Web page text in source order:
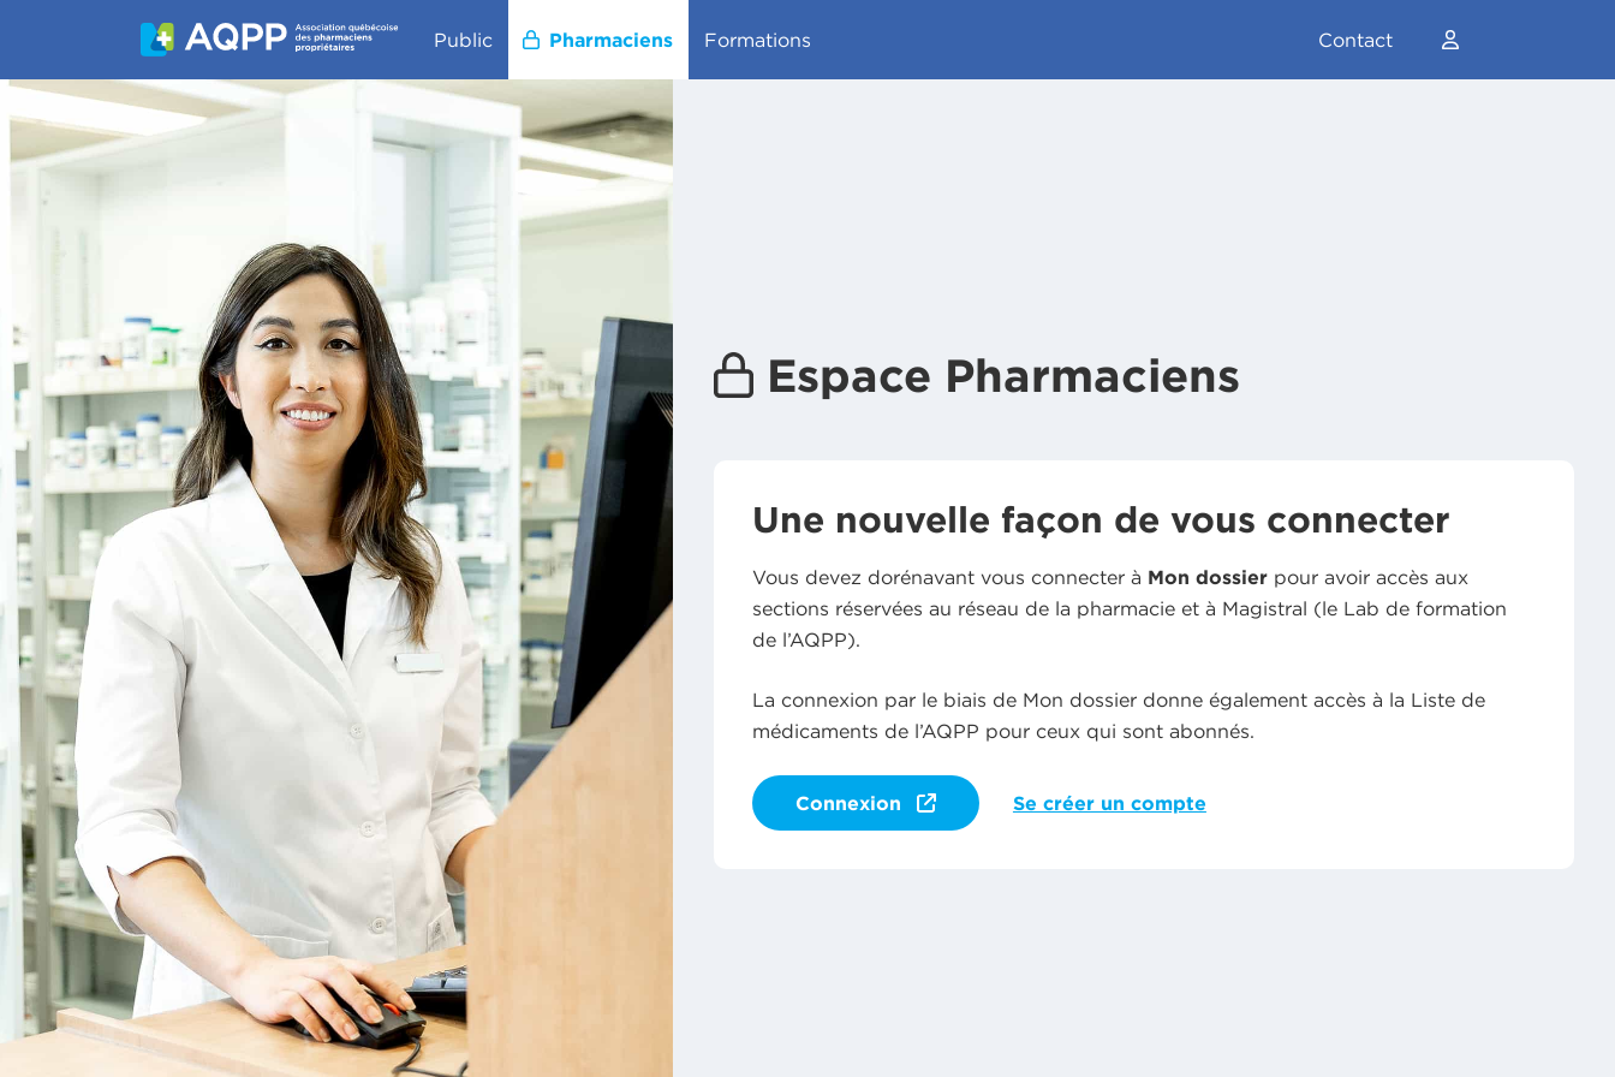
Aller au contenu principal
Public Pharmaciens Formations Contact
Espace Pharmaciens
Une nouvelle façon de vous connecter
Vous devez dorénavant vous connecter à Mon dossierpour avoir accès aux
sections réservées au réseau de la pharmacie et à Magistral (le Lab de formation
de l’AQPP).
La connexion par le biais de Mon dossier donne également accès à la Liste de
médicaments de l’AQPP pour ceux qui sont abonnés.
Connexion Se créer un compte